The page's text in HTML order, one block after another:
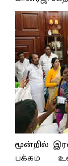
மூன்றில்
பக்கம்